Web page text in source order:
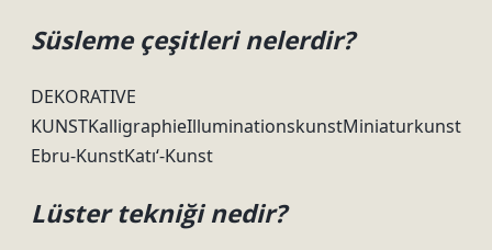
Süsleme çeşitleri nelerdir?
DEKORATIVE
KUNSTKalligraphieIlluminationskunstMiniaturkunst
Ebru-KunstKatı‘-Kunst
Lüster tekniği nedir?